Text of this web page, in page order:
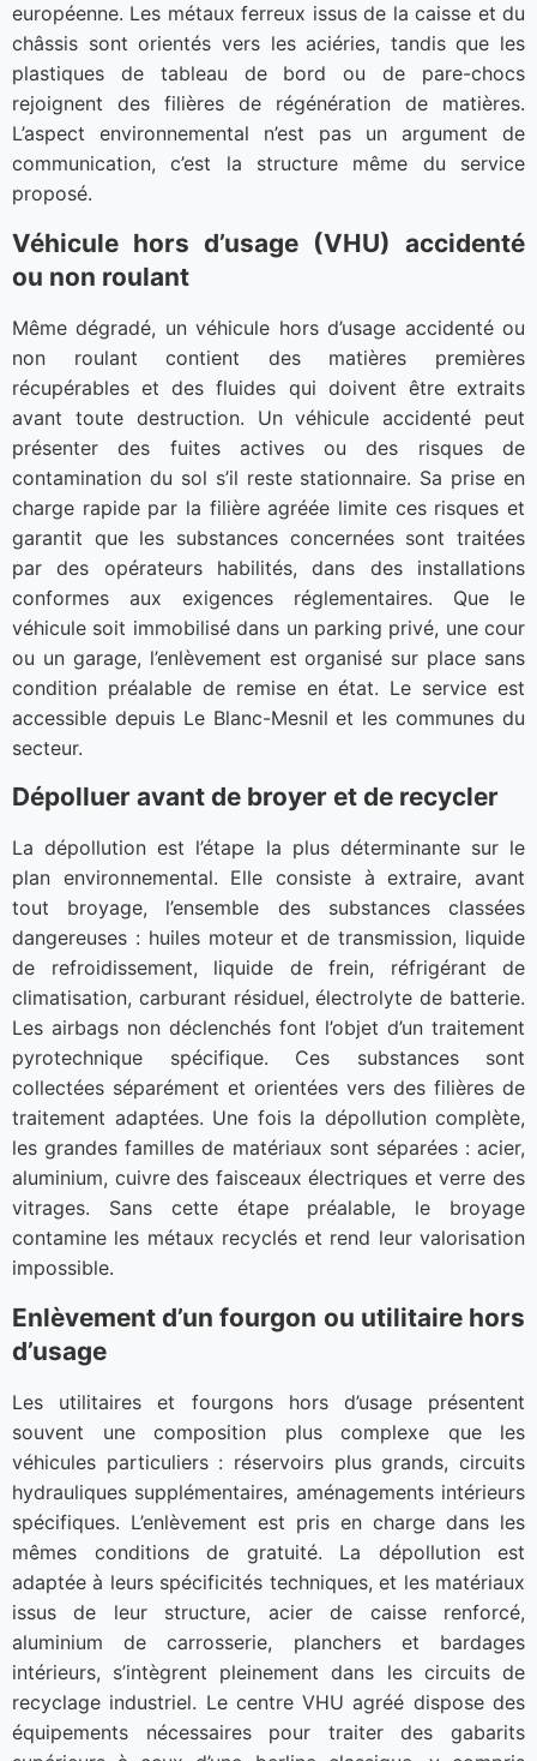
européenne. Les métaux ferreux issus de la caisse et du
châssis sont orientés vers les aciéries, tandis que les
plastiques de tableau de bord ou de pare-chocs
rejoignent des filières de régénération de matières.
L’aspect environnemental n’est pas un argument de
communication, c’est la structure même du service
proposé.
Véhicule hors d’usage (VHU) accidenté
ou non roulant
Même dégradé, un véhicule hors d’usage accidenté ou
non roulant contient des matières premières
récupérables et des fluides qui doivent être extraits
avant toute destruction. Un véhicule accidenté peut
présenter des fuites actives ou des risques de
contamination du sol s’il reste stationnaire. Sa prise en
charge rapide par la filière agréée limite ces risques et
garantit que les substances concernées sont traitées
par des opérateurs habilités, dans des installations
conformes aux exigences réglementaires. Que le
véhicule soit immobilisé dans un parking privé, une cour
ou un garage, l’enlèvement est organisé sur place sans
condition préalable de remise en état. Le service est
accessible depuis Le Blanc-Mesnil et les communes du
secteur.
Dépolluer avant de broyer et de recycler
La dépollution est l’étape la plus déterminante sur le
plan environnemental. Elle consiste à extraire, avant
tout broyage, l’ensemble des substances classées
dangereuses : huiles moteur et de transmission, liquide
de refroidissement, liquide de frein, réfrigérant de
climatisation, carburant résiduel, électrolyte de batterie.
Les airbags non déclenchés font l’objet d’un traitement
pyrotechnique spécifique. Ces substances sont
collectées séparément et orientées vers des filières de
traitement adaptées. Une fois la dépollution complète,
les grandes familles de matériaux sont séparées : acier,
aluminium, cuivre des faisceaux électriques et verre des
vitrages. Sans cette étape préalable, le broyage
contamine les métaux recyclés et rend leur valorisation
impossible.
Enlèvement d’un fourgon ou utilitaire hors
d’usage
Les utilitaires et fourgons hors d’usage présentent
souvent une composition plus complexe que les
véhicules particuliers : réservoirs plus grands, circuits
hydrauliques supplémentaires, aménagements intérieurs
spécifiques. L’enlèvement est pris en charge dans les
mêmes conditions de gratuité. La dépollution est
adaptée à leurs spécificités techniques, et les matériaux
issus de leur structure, acier de caisse renforcé,
aluminium de carrosserie, planchers et bardages
intérieurs, s’intègrent pleinement dans les circuits de
recyclage industriel. Le centre VHU agréé dispose des
équipements nécessaires pour traiter des gabarits